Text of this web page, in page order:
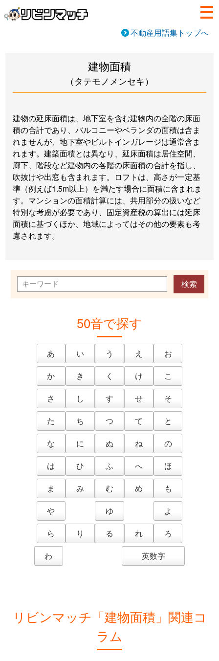
不動産用語集トップへ
建物面積
（タテモノメンセキ）
建物の延床面積は、地下室を含む建物内の全階の床面
積の合計であり、バルコニーやベランダの面積は含ま
れませんが、地下室やビルトインガレージは通常含ま
れます。建築面積とは異なり、延床面積は居住空間、
廊下、階段など建物内の各階の床面積の合計を指し、
吹抜けや出窓も含まれます。ロフトは、高さが一定基
準（例えば1.5m以上）を満たす場合に面積に含まれま
す。マンションの面積計算には、共用部分の扱いなど
特別な考慮が必要であり、固定資産税の算出には延床
面積に基づくほか、地域によってはその他の要素も考
慮されます。
50音で探す
あ い う え
お
か
き く け
こ
さ
し す せ
そ
た
ち つ て
と
な
に ぬ ね
の
は
ひ ふ へ
ほ
ま
み む め
も
や
ゆ
よ
ら
り る れ
ろ
わ
英数字
リビンマッチ「建物面積」関連コ
ラム